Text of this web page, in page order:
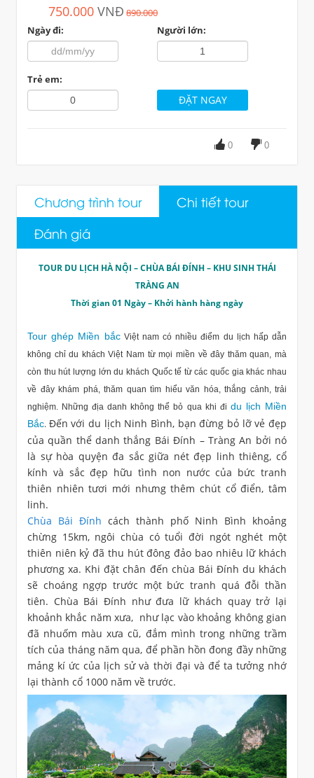
750.000 VNĐ 890.000
Ngày đi:
Người lớn:
Trẻ em:
0
0
Chương trình tour
Chi tiết tour
Đánh giá
TOUR DU LỊCH HÀ NỘI – CHÙA BÁI ĐÍNH – KHU SINH THÁI
TRÀNG AN
Thời gian 01 Ngày – Khởi hành hàng ngày
Tour ghép Miền bắcViệt nam có nhiều điểm du lịch hấp dẫn
không chỉ du khách Việt Nam từ mọi miền về đây thăm quan, mà
còn thu hút lượng lớn du khách Quốc tế từ các quốc gia khác nhau
về đây khám phá, thăm quan tìm hiểu văn hóa, thắng cảnh, trải
nghiệm. Những địa danh không thể bỏ qua khi đi du lịch Miền
Bắc. Đến với du lịch Ninh Bình, bạn đừng bỏ lỡ vẻ đẹp
của quần thể danh thắng Bái Đính – Tràng An bởi nó
là sự hòa quyện đa sắc giữa nét đẹp linh thiêng, cổ
kính và sắc đẹp hữu tình non nước của bức tranh
thiên nhiên tươi mới nhưng thêm chút cổ điển, tâm
linh.
​Chùa Bái Đính cách thành phố Ninh Bình khoảng
chừng 15km, ngôi chùa có tuổi đời ngót nghét một
thiên niên kỷ đã thu hút đông đảo bao nhiêu lữ khách
phương xa. Khi đặt chân đến chùa Bái Đính du khách
sẽ choáng ngợp trước một bức tranh quá đỗi thần
tiên. Chùa Bái Đính như đưa lữ khách quay trở lại
khoảnh khắc năm xưa, như lạc vào khoảng không gian
đã nhuốm màu xưa cũ, đắm mình trong những trầm
tích của tháng năm qua, để phần hồn đong đầy những
mảng kí ức của lịch sử và thời đại và để ta tưởng nhớ
lại thành cổ 1000 năm về trước.